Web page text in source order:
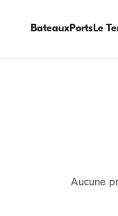
BateauxPortsLe
Aucune